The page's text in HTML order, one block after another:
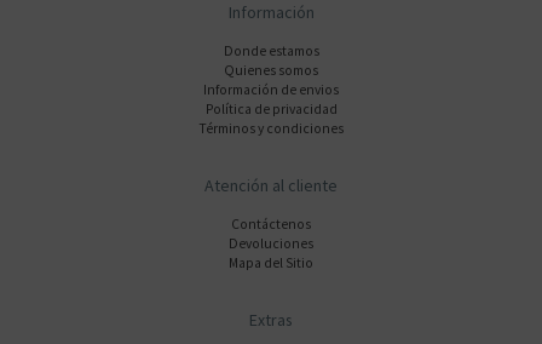
Información
Donde estamos
Quienes somos
Información de envios
Polí­tica de privacidad
Términos y condiciones
Atención al cliente
Contáctenos
Devoluciones
Mapa del Sitio
Extras